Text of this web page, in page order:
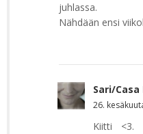
juhlassa.
Nähdään ensi
Sari/
26.
Kiitti <3.